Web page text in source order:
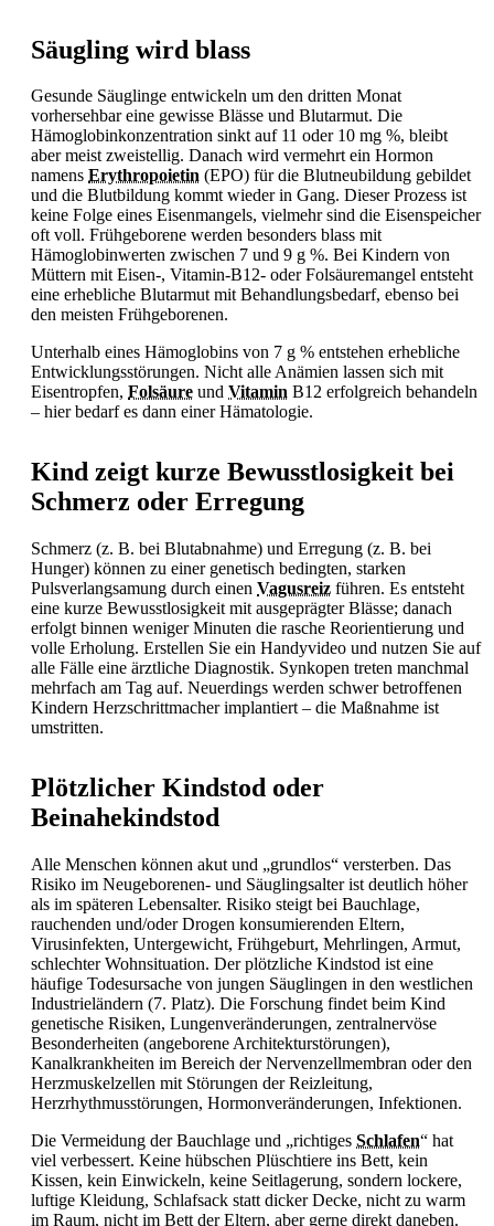
Säugling wird blass
Gesunde Säuglinge entwickeln um den dritten Monat
vorhersehbar eine gewisse Blässe und Blutarmut. Die
Hämoglobinkonzentration sinkt auf 11 oder 10 mg %, bleibt
aber meist zweistellig. Danach wird vermehrt ein Hormon
namens Erythropoietin (EPO) für die Blutneubildung gebildet
und die Blutbildung kommt wieder in Gang. Dieser Prozess ist
keine Folge eines Eisenmangels, vielmehr sind die Eisenspeicher
oft voll. Frühgeborene werden besonders blass mit
Hämoglobinwerten zwischen 7 und 9 g %. Bei Kindern von
Müttern mit Eisen-, Vitamin-B12- oder Folsäuremangel entsteht
eine erhebliche Blutarmut mit Behandlungsbedarf, ebenso bei
den meisten Frühgeborenen.
Unterhalb eines Hämoglobins von 7 g % entstehen erhebliche
Entwicklungsstörungen. Nicht alle Anämien lassen sich mit
Eisentropfen, Folsäure und Vitamin B12 erfolgreich behandeln
– hier bedarf es dann einer Hämatologie.
Kind zeigt kurze Bewusstlosigkeit bei
Schmerz oder Erregung
Schmerz (z. B. bei Blutabnahme) und Erregung (z. B. bei
Hunger) können zu einer genetisch bedingten, starken
Pulsverlangsamung durch einen Vagusreiz führen. Es entsteht
eine kurze Bewusstlosigkeit mit ausgeprägter Blässe; danach
erfolgt binnen weniger Minuten die rasche Reorientierung und
volle Erholung. Erstellen Sie ein Handyvideo und nutzen Sie auf
alle Fälle eine ärztliche Diagnostik. Synkopen treten manchmal
mehrfach am Tag auf. Neuerdings werden schwer betroffenen
Kindern Herzschrittmacher implantiert – die Maßnahme ist
umstritten.
Plötzlicher Kindstod oder
Beinahekindstod
Alle Menschen können akut und „grundlos“ versterben. Das
Risiko im Neugeborenen- und Säuglingsalter ist deutlich höher
als im späteren Lebensalter. Risiko steigt bei Bauchlage,
rauchenden und/oder Drogen konsumierenden Eltern,
Virusinfekten, Untergewicht, Frühgeburt, Mehrlingen, Armut,
schlechter Wohnsituation. Der plötzliche Kindstod ist eine
häufige Todesursache von jungen Säuglingen in den westlichen
Industrieländern (7. Platz). Die Forschung findet beim Kind
genetische Risiken, Lungenveränderungen, zentralnervöse
Besonderheiten (angeborene Architekturstörungen),
Kanalkrankheiten im Bereich der Nervenzellmembran oder den
Herzmuskelzellen mit Störungen der Reizleitung,
Herzrhythmusstörungen, Hormonveränderungen, Infektionen.
Die Vermeidung der Bauchlage und „richtiges Schlafen“ hat
viel verbessert. Keine hübschen Plüschtiere ins Bett, kein
Kissen, kein Einwickeln, keine Seitlagerung, sondern lockere,
luftige Kleidung, Schlafsack statt dicker Decke, nicht zu warm
im Raum, nicht im Bett der Eltern, aber gerne direkt daneben.